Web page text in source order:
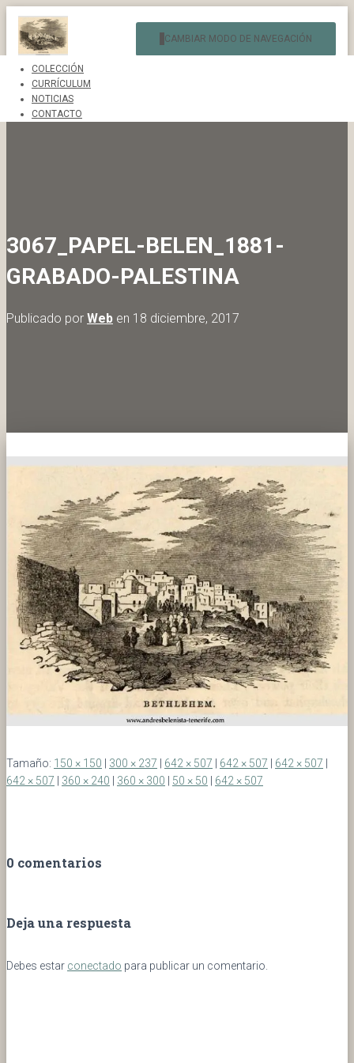
CAMBIAR MODO DE NAVEGACIÓN
COLECCIÓN
CURRÍCULUM
NOTICIAS
CONTACTO
3067_PAPEL-BELEN_1881-
GRABADO-PALESTINA
Publicado por Web en 18 diciembre, 2017
Tamaño: 150 × 150 300 × 237 642 × 507 642 × 507 642 × 507
642 × 507
360 × 240 360 × 300 50 × 50 642 × 507
0 comentarios
Deja una respuesta
Debes estar conectado para publicar un comentario.